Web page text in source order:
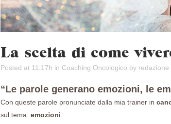
La scelta di come
Posted at 11:17h in Coaching Oncologico by redazione
“Le parole generano emozioni, le
Con queste parole pronunciate dalla mia trainer in
sul tema: emozioni